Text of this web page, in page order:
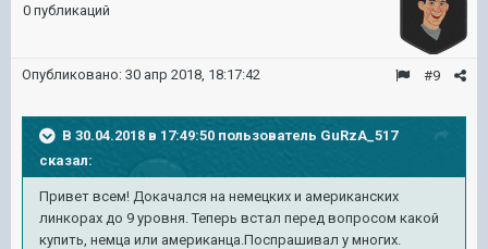
0 публикаций
#9
Опубликовано: 30 апр 2018, 18:17:42
В 30.04.2018 в 17:49:50 пользователь GuRzA_517
сказал:
Привет всем! Докачался на немецких и американских
линкорах до 9 уровня. Теперь встал перед вопросом какой
купить, немца или американца.Поспрашивал у многих.